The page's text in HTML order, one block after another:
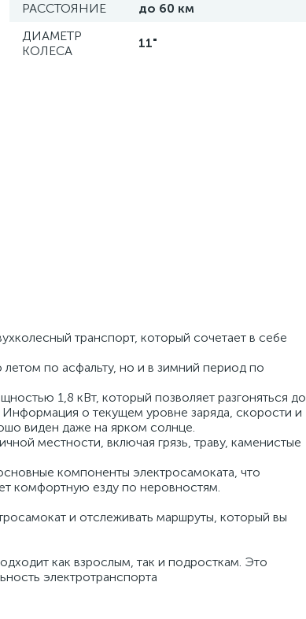
РАССТОЯНИЕ
до 60 км
ДИАМЕТР
КОЛЕСА
11"
транспорт, который сочетает в себе
летом по асфальту, но и в зимний период по
1,8 кВт, который позволяет разгоняться до
о текущем уровне заряда, скорости и
виден даже на ярком солнце.
местности, включая грязь, траву, каменистые
компоненты электросамоката, что
комфортную езду по неровностям.
и отслеживать маршруты, который вы
как взрослым, так и подросткам. Это
электротранспорта